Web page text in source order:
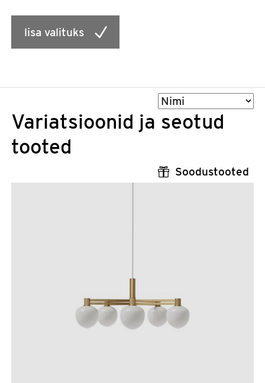
lisa valituks
Sorteeri
Variatsioonid ja seotud
tooted
Soodustooted